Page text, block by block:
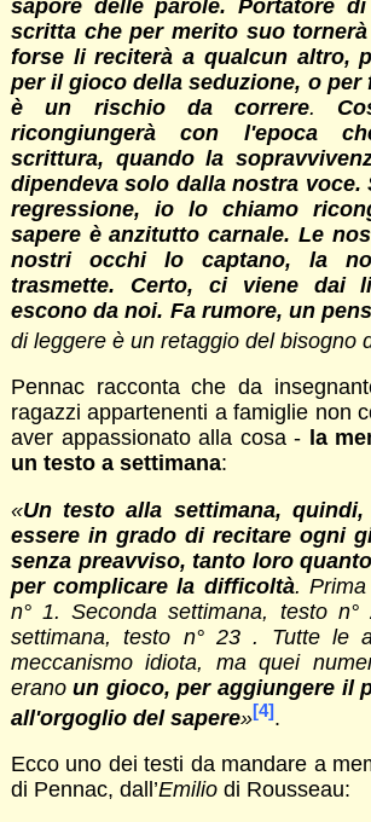
sapore delle parole. Portatore
scritta che per merito suo
forse li reciterà a qualcun altro,
per il gioco della seduzione, o per
è un rischio da correre.
ricongiungerà con l'epoca
scrittura, quando la
dipendeva solo dalla nostra voce.
regressione, io lo chiamo
sapere è anzitutto carnale. Le
nostri occhi lo captano, la
trasmette. Certo, ci viene dai
escono da noi. Fa rumore, un
di leggere è un retaggio del bisogno
Pennac racconta che da
ragazzi appartenenti a famiglie non
aver appassionato alla cosa - la
un testo a settimana:
«Un testo alla settimana, quindi,
essere in grado di recitare ogni
senza preavviso, tanto loro
per complicare la difficoltà. Prima
n° 1. Seconda settimana, testo n°
settimana, testo n° 23 . Tutte le
meccanismo idiota, ma quei
eranoun gioco, per aggiungere il
all'orgoglio del sapere»[4].
Ecco uno dei testi da mandare a
di Pennac, dall’Emiliodi Rousseau: